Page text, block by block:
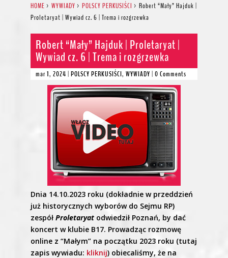
HOME > WYWIADY > POLSCY PERKUSIŚCI > Robert “Mały” Hajduk |
Proletaryat | Wywiad cz. 6 | Trema i rozgrzewka
Robert “Mały” Hajduk | Proletaryat |
Wywiad cz. 6 | Trema i rozgrzewka
mar 1, 2024 | POLSCY PERKUSIŚCI, WYWIADY | 0 Comments
Dnia 14.10.2023 roku (dokładnie w przeddzień
już historycznych wyborów do Sejmu RP)
zespół Proletaryatodwiedził Poznań, by dać
koncert w klubie B17. Prowadząc rozmowę
online z “Małym” na początku 2023 roku (tutaj
zapis wywiadu: kliknij) obiecaliśmy, że na